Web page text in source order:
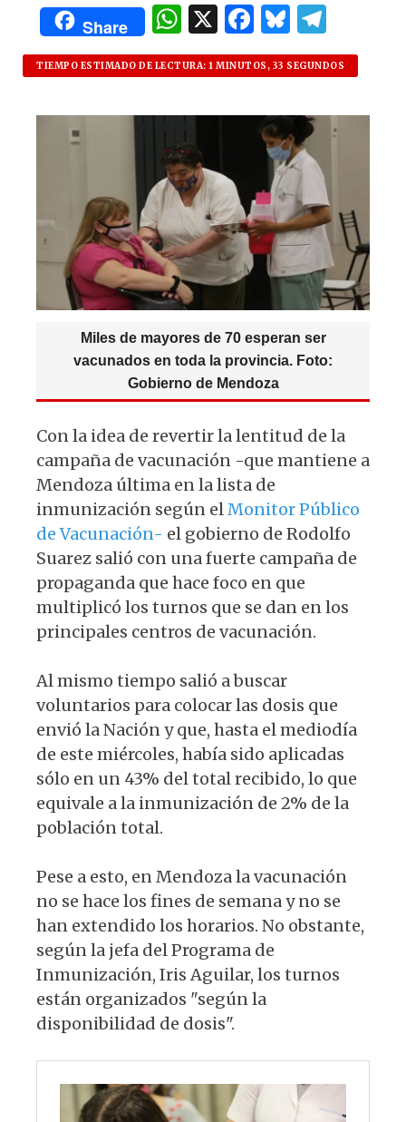
Share
W
h
at
s
A
p
p
X F
a
c
e
b
o
o
k
B
lu
es
k
y
el
e
g
ra
TIEMPO ESTIMADO DE LECTURA: 1 MINUTOS, 33 SEGUNDOS
Miles de mayores de 70 esperan ser
vacunados en toda la provincia. Foto:
Gobierno de Mendoza
Con la idea de revertir la lentitud de la
campaña de vacunación -que mantiene a
Mendoza última en la lista de
inmunización según el Monitor Público
de Vacunación- el gobierno de Rodolfo
Suarez salió con una fuerte campaña de
propaganda que hace foco en que
multiplicó los turnos que se dan en los
principales centros de vacunación.
Al mismo tiempo salió a buscar
voluntarios para colocar las dosis que
envió la Nación y que, hasta el mediodía
de este miércoles, había sido aplicadas
sólo en un 43% del total recibido, lo que
equivale a la inmunización de 2% de la
población total.
Pese a esto, en Mendoza la vacunación
no se hace los fines de semana y no se
han extendido los horarios. No obstante,
según la jefa del Programa de
Inmunización, Iris Aguilar, los turnos
están organizados "según la
disponibilidad de dosis".